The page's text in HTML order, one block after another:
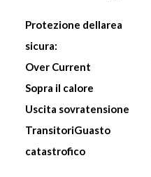
Protezione dellarea
sicura:
Over Current
Sopra il calore
Uscita sovratensione
TransitoriGuasto
catastrofico